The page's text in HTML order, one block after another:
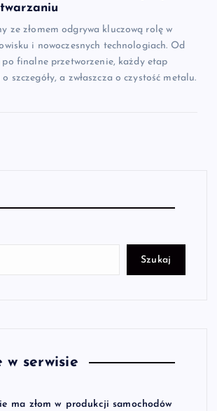
ze złomem odgrywa kluczową rolę w
i nowoczesnych technologiach. Od
finalne przetworzenie, każdy etap
szczegóły, a zwłaszcza o czystość metalu.
Szukaj
w serwisie
ma złom w produkcji samochodów